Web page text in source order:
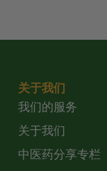
关于我们
我们的服务
关于我们
中医药分享专栏